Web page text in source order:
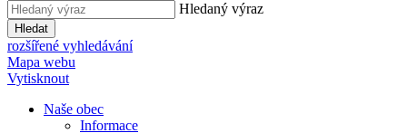
Hledaný výraz
Hledat
rozšířené vyhledávání
Mapa webu
Vytisknout
Naše obec
Informace